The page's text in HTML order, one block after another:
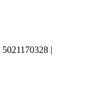
5021170328 |